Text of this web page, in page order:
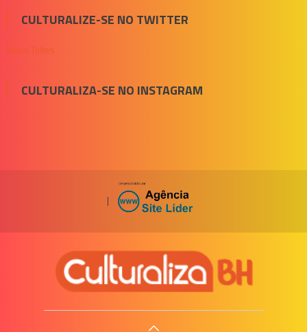
CULTURALIZE-SE NO TWITTER
Meus Tuítes
CULTURALIZA-SE NO INSTAGRAM
|